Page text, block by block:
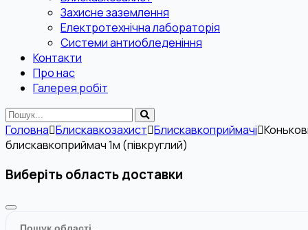
Захисне заземлення
Електротехнічна лабораторія
Системи антиобледеніння
Контакти
Про нас
Галерея робіт
Головна Блискавкозахист Блискавкоприймачі
блискавкоприймач 1м (півкруглий)
Виберіть область доставки